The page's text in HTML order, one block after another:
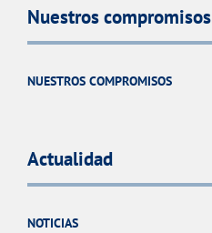
Nuestros compromisos
NUESTROS COMPROMISOS
Actualidad
NOTICIAS